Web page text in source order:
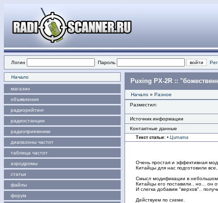
Логин Пароль
Начало
магазин
объявления
радиорейтинг
радиостанции
радиоприемники
диапазоны частот
таблица частот
аэродромы
статьи
файлы
форум
Puxing PX-2R ::
Начало » Разное
Разместил:
Источник информации
Контактные данные
Текст статьи: • Цитата
Очень простая и эффективная
Китайцы для нас подготовили
Смысл модификации в небольшом
Китайцы его поставили.. но... он
И слегка добавим "верхов"..
Действуем по схеме.